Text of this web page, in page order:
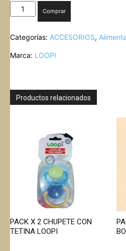
MAMADERA
CON
ANTI
LOOPI
Comprar
Categorías: ACCESORIOS,
Marca: LOOPI
Productos relacionados
PACK X 2 CHUPETE CON
TETINA LOOPI